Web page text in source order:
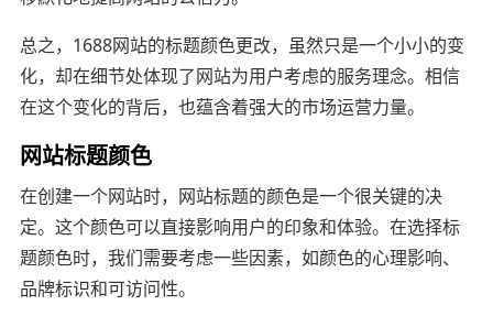
总之，1688网站的标题颜色更改，虽然只是一个小小的变
化，却在细节处体现了网站为用户考虑的服务理念。相信
在这个变化的背后，也蕴含着强大的市场运营力量。
网站标题颜色
在创建一个网站时，网站标题的颜色是一个很关键的决
定。这个颜色可以直接影响用户的印象和体验。在选择标
题颜色时，我们需要考虑一些因素，如颜色的心理影响、
品牌标识和可访问性。